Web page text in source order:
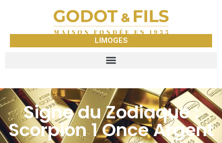
LIMOGES
Signe du Zodiaque :
Scorpion 1 Once Argent